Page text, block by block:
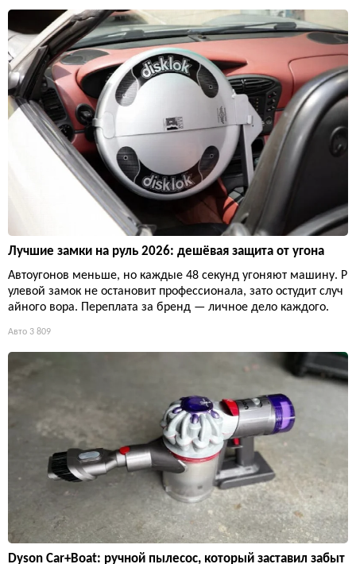
Лучшие замки на руль 2026: дешёвая защита от угона
Автоугонов меньше, но каждые 48 секунд угоняют машину. Р
улевой замок не остановит профессионала, зато остудит случ
айного вора. Переплата за бренд — личное дело каждого.
Авто 3 809
Dyson Car+Boat: ручной пылесос, который заставил забыт